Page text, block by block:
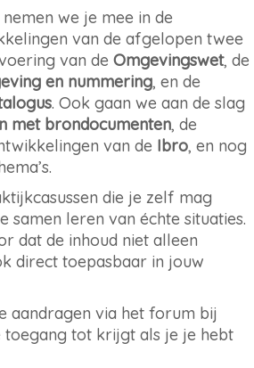
nemen we je mee in de
van de afgelopen twee
van de Omgevingswet, de
en nummering, en de
. Ook gaan we aan de slag
met brondocumenten, de
van de Ibro, en nog
die je zelf mag
samen leren van échte situaties.
dat de inhoud niet alleen
direct toepasbaar in jouw
aandragen via het forum bij
toegang tot krijgt als je je hebt